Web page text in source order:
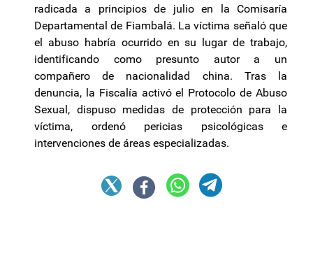
radicada a principios de julio en la Comisaría
Departamental de Fiambalá. La víctima señaló que
el abuso habría ocurrido en su lugar de trabajo,
identificando como presunto autor a un
compañero de nacionalidad china. Tras la
denuncia, la Fiscalía activó el Protocolo de Abuso
Sexual, dispuso medidas de protección para la
víctima, ordenó pericias psicológicas e
intervenciones de áreas especializadas.